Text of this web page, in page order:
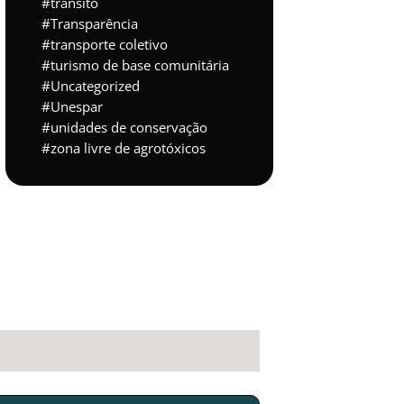
Transparência
transporte coletivo
turismo de base comunitária
Uncategorized
Unespar
unidades de conservação
zona livre de agrotóxicos